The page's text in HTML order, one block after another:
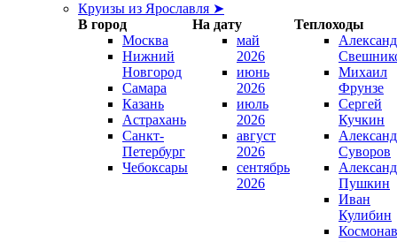
Круизы из Ярославля ➤
В город
На дату
Теплоходы
Москва
Нижний
Новгород
Самара
Казань
Астрахань
Санкт-
Петербург
Чебоксары
май
2026
июнь
2026
июль
2026
август
2026
сентябрь
2026
Михаил
Фрунзе
Сергей
Кучкин
Суворов
Пушкин
Иван
Кулибин